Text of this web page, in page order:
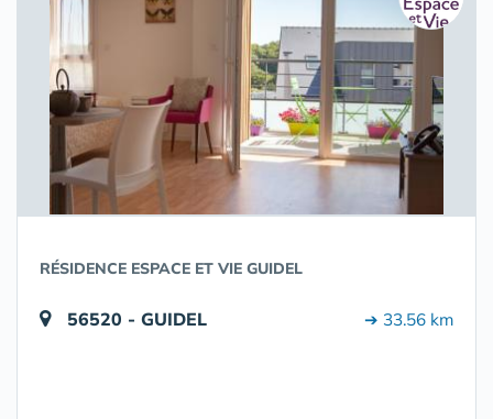
RÉSIDENCE ESPACE ET VIE GUIDEL
56520 - GUIDEL ➔ 33.56 km